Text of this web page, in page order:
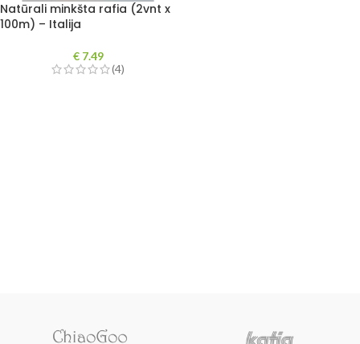
Natūrali minkšta rafia (2vnt x
100m) – Italija
€7.49
(4)